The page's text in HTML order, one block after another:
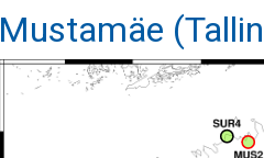
Mustamäe